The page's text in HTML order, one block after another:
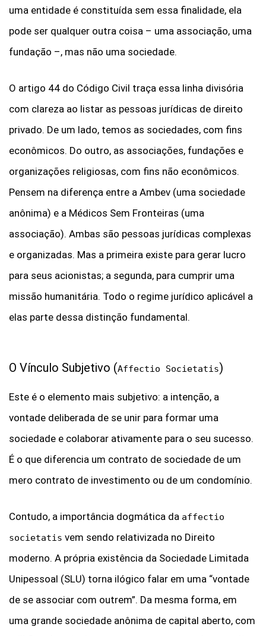
uma entidade é constituída sem essa finalidade, ela
pode ser qualquer outra coisa – uma associação, uma
fundação –, mas não uma sociedade.
O artigo 44 do Código Civil traça essa linha divisória
com clareza ao listar as pessoas jurídicas de direito
privado. De um lado, temos as sociedades, com fins
econômicos. Do outro, as associações, fundações e
organizações religiosas, com fins não econômicos.
Pensem na diferença entre a Ambev (uma sociedade
anônima) e a Médicos Sem Fronteiras (uma
associação). Ambas são pessoas jurídicas complexas
e organizadas. Mas a primeira existe para gerar lucro
para seus acionistas; a segunda, para cumprir uma
missão humanitária. Todo o regime jurídico aplicável a
elas parte dessa distinção fundamental.
O Vínculo Subjetivo (Affectio Societatis)
Este é o elemento mais subjetivo: a intenção, a
vontade deliberada de se unir para formar uma
sociedade e colaborar ativamente para o seu sucesso.
É o que diferencia um contrato de sociedade de um
mero contrato de investimento ou de um condomínio.
Contudo, a importância dogmática da affectio
societatis vem sendo relativizada no Direito
moderno. A própria existência da Sociedade Limitada
Unipessoal (SLU) torna ilógico falar em uma “vontade
de se associar com outrem”. Da mesma forma, em
uma grande sociedade anônima de capital aberto, com